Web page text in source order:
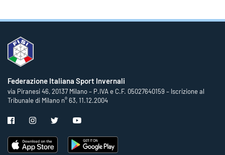
Federazione Italiana Sport Invernali
via Piranesi 46, 20137 Milano – P.IVA e C.F. 05027640159 – Iscrizione al
Tribunale di Milano n° 63, 11.12.2004